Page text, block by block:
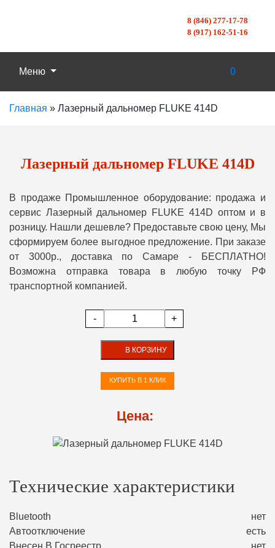
8 (846) 277-17-78
8 (917) 162-51-16
Меню 0
Главная » Лазерный дальномер FLUKE 414D
Лазерный дальномер FLUKE 414D
В продаже Промышленное оборудование: продажа и
сервис Лазерный дальномер FLUKE 414D оптом и в
розницу. Нашли дешевле? Предоставьте свою цену, Мы
сформируем более выгодное предложение. При заказе
от 3000р., доставка по Самаре - БЕСПЛАТНО!
Возможна отправка товара в любую точку РФ
транспортной компанией.
- +
В КОРЗИНУ
КУПИТЬ В 1 КЛИК
Цена:
Технические характеристики
Bluetooth
нет
Автоотключение
есть
Внесен В Госреестр
нет